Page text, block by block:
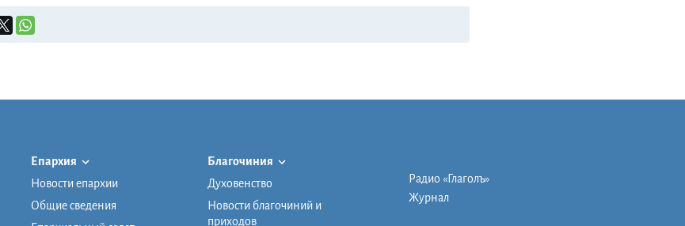
Епархия
Новости епархии
Общие сведения
Благочиния
Духовенство
Новости благочиний и
приходов
Радио «Глаголъ»
Журнал